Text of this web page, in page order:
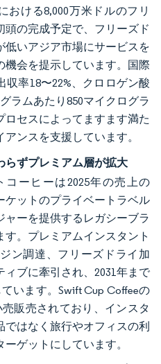
おける8,000万米ドルのフリ
頭の完成予定で、フリーズド
低いアジア市場にサービスを
機会を提示しています。国際
率18〜22%、クロロゲン酸
ラムあたり850マイクログラ
セスによってますます満た
ンスを支援しています。
らずプレミアム層が拡大
ーヒーは2025年の売上の
ケットのプライベートラベル
ャーを提供するレガシーブラ
。プレミアムインスタント
ン調達、フリーズドライ加
ブに牽引され、2031年まで
います。Swift Cup Coffeeの
販売されており、インスタ
ではなく旅行やオフィスの利
ゲットにしています。